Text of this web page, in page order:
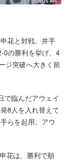
花と対戦。井手
0の勝利を挙げ、4
ジ突破へ大きく前
で臨んだアウェイ
8人を入れ替えて
らを起用。アウ
花は、勝利で順